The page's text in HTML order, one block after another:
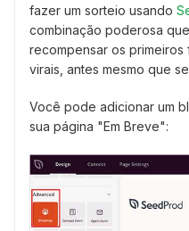
fazer um sorteio usando
combinação poderosa
recompensar os primeiros
virais, antes mesmo que
Você pode adicionar um
sua página "Em Breve":